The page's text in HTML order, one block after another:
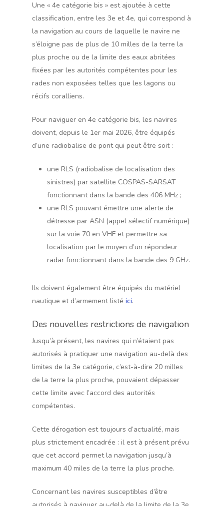
Une « 4e catégorie bis » est ajoutée à cette
classification, entre les 3e et 4e, qui correspond à
la navigation au cours de laquelle le navire ne
s’éloigne pas de plus de 10 milles de la terre la
plus proche ou de la limite des eaux abritées
fixées par les autorités compétentes pour les
rades non exposées telles que les lagons ou
récifs coralliens.
Pour naviguer en 4e catégorie bis, les navires
doivent, depuis le 1er mai 2026, être équipés
d’une radiobalise de pont qui peut être soit :
une RLS (radiobalise de localisation des
sinistres) par satellite COSPAS-SARSAT
fonctionnant dans la bande des 406 MHz ;
une RLS pouvant émettre une alerte de
détresse par ASN (appel sélectif numérique)
sur la voie 70 en VHF et permettre sa
localisation par le moyen d’un répondeur
radar fonctionnant dans la bande des 9 GHz.
Ils doivent également être équipés du matériel
nautique et d’armement listé ici.
Des nouvelles restrictions de navigation
Jusqu’à présent, les navires qui n’étaient pas
autorisés à pratiquer une navigation au-delà des
limites de la 3e catégorie, c’est-à-dire 20 milles
de la terre la plus proche, pouvaient dépasser
cette limite avec l’accord des autorités
compétentes.
Cette dérogation est toujours d’actualité, mais
plus strictement encadrée : il est à présent prévu
que cet accord permet la navigation jusqu’à
maximum 40 miles de la terre la plus proche.
Concernant les navires susceptibles d’être